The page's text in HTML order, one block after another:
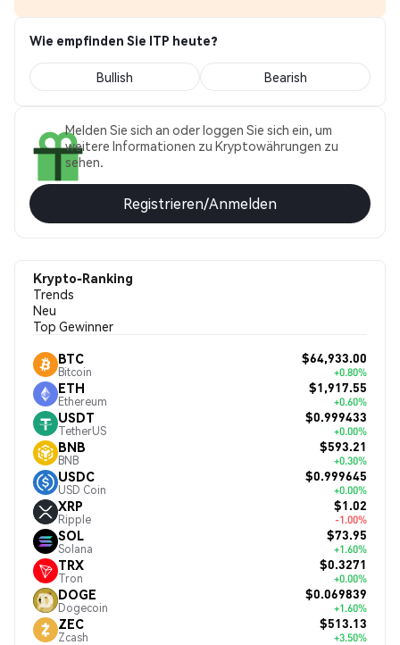
Wie empfinden Sie ITP heute?
Bullish Bearish
Melden Sie sich an oder loggen Sie sich ein, um
weitere Informationen zu Kryptowährungen zu
sehen.
Registrieren/Anmelden
Krypto-Ranking
Trends
Neu
Top Gewinner
BTC
Bitcoin
$64,933.00
+0.80%
ETH
Ethereum
$1,917.55
+0.60%
USDT
TetherUS
$0.999433
+0.00%
BNB
BNB
$593.21
+0.30%
USDC
USD Coin
$0.999645
+0.00%
XRP
Ripple
$1.02
-1.00%
SOL
Solana
$73.95
+1.60%
TRX
Tron
$0.3271
+0.00%
DOGE
Dogecoin
$0.069839
+1.60%
ZEC
Zcash
$513.13
+3.50%